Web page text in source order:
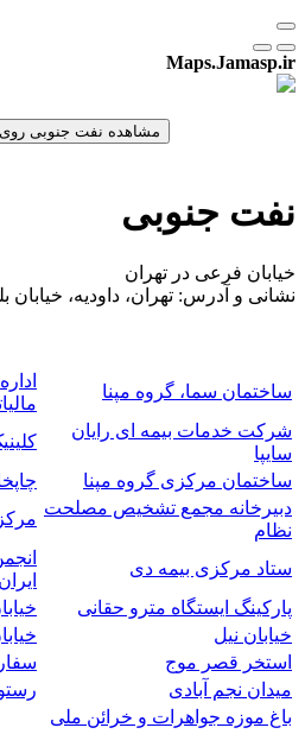
Maps.Jamasp.ir
نفت جنوبی
خیابان فرعی در تهران
نشانی و آدرس: تهران، داودیه، خیابان
ساختمان سما، گروه مپنا
شرکت خدمات بیمه ای رایان
سایپا
ساختمان مرکزی گروه مپنا
دبیرخانه مجمع تشخیص مصلحت
نظام
ستاد مرکزی بیمه دی
ایران
پارکینگ ایستگاه مترو حقانی
خیابان نیل
استخر قصر موج
میدان نجم آبادی
باغ موزه جواهرات و خرائن ملی